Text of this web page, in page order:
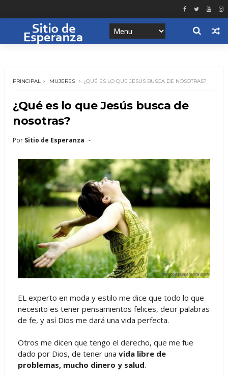
PRINCIPAL MUJERES ¿QUÉ ES LO QUE JESÚS BUSCA DE NOSOTRAS?
¿Qué es lo que Jesús busca de
nosotras?
Por Sitio de Esperanza
EL experto en moda y estilo me dice que todo lo que
necesito es tener pensamientos felices, decir palabras
de fe, y así Dios me dará una vida perfecta.
Otros me dicen que tengo el derecho, que me fue
dado por Dios, de tener una vida libre de
problemas, mucho dinero y salud.